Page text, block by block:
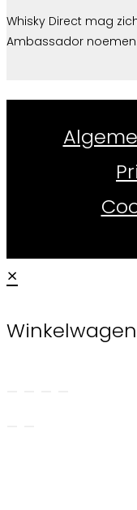
Whisky Direct mag
Ambassador noemen.
×
Winkelwagen